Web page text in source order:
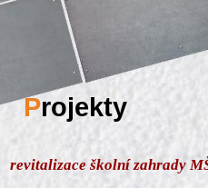
Projekty
revitalizace školní zahrady